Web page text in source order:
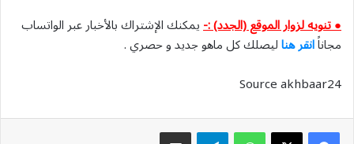
● تنويه لزوار الموقع (الجدد) :-يمكنك الإشتراك بالأخبار عبر الواتساب
مجاناًانقر هناليصلك كل ماهو جديد و حصري .
Source akhbaar24
واتسابتيلقرام مشاركة عبر البريد